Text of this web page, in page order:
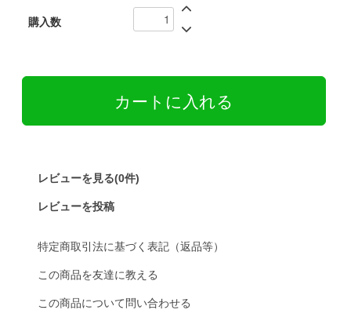
購入数
レビューを見る(0件)
レビューを投稿
特定商取引法に基づく表記（返品等）
この商品を友達に教える
この商品について問い合わせる